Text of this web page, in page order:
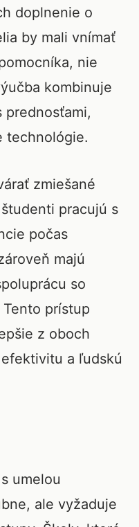
doplnenie o
by mali vnímať
nie
kombinuje
technológie.
zmiešané
pracujú s
počas
majú
so
prístup
z oboch
a ľudskú
umelou
ale vyžaduje